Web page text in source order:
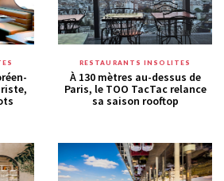
RESTAURANTS INSOLITES
À 130 mètres au-dessus de
Paris, le TOO TacTac relance
sa saison rooftop